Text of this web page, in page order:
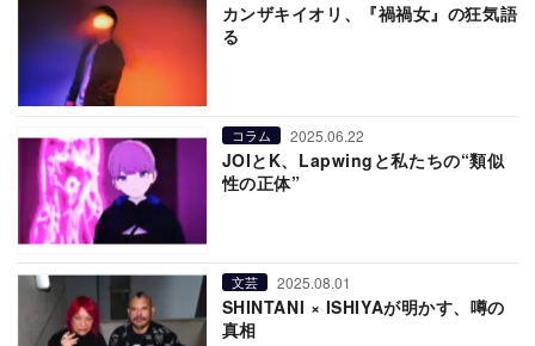
カンザキイオリ、『禍禍女』の狂気語
る
コラム 2025.06.22
JOIとK、Lapwingと私たちの“類似
性の正体”
文芸 2025.08.01
SHINTANI × ISHIYAが明かす、噂の
真相